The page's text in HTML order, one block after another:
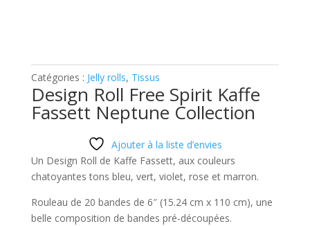
Catégories : Jelly rolls, Tissus
Design Roll Free Spirit Kaffe
Fassett Neptune Collection
Ajouter à la liste d’envies
Un Design Roll de Kaffe Fassett, aux couleurs
chatoyantes tons bleu, vert, violet, rose et marron.
Rouleau de 20 bandes de 6″ (15.24 cm x 110 cm), une
belle composition de bandes pré-découpées.